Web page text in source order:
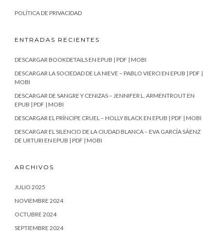
POLÍTICA DE PRIVACIDAD
ENTRADAS RECIENTES
DESCARGAR BOOKDETAILS EN EPUB | PDF | MOBI
DESCARGAR LA SOCIEDAD DE LA NIEVE – PABLO VIERCI EN EPUB | PDF |
MOBI
DESCARGAR DE SANGRE Y CENIZAS – JENNIFER L. ARMENTROUT EN
EPUB | PDF | MOBI
DESCARGAR EL PRÍNCIPE CRUEL – HOLLY BLACK EN EPUB | PDF | MOBI
DESCARGAR EL SILENCIO DE LA CIUDAD BLANCA – EVA GARCÍA SÁENZ
DE URTURI EN EPUB | PDF | MOBI
ARCHIVOS
JULIO 2025
NOVIEMBRE 2024
OCTUBRE 2024
SEPTIEMBRE 2024